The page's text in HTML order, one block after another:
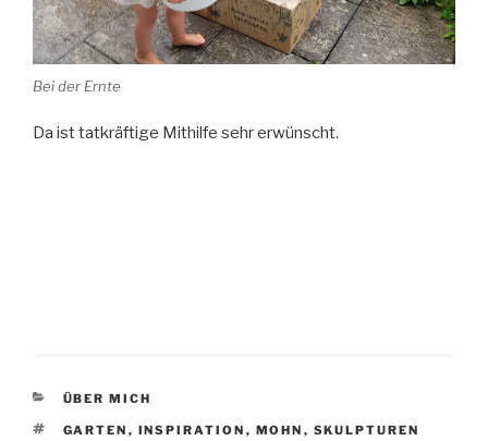
Bei der Ernte
Da ist tatkräftige Mithilfe sehr erwünscht.
KATEGORIEN
ÜBER MICH
SCHLAGWÖRTER
GARTEN , INSPIRATION , MOHN , SKULPTUREN